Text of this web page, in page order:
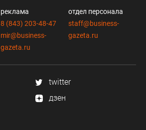
реклама
8 (843) 203-48-47
mir@business-
gazeta.ru
отдел персонала
staff@business-
gazeta.ru
twitter
дзен